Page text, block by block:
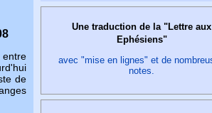
entre
de
Une traduction de la "Lettre aux
Ephésiens"
avec "mise en lignes" et de
notes.